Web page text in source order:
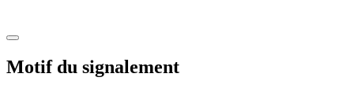
Motif du signalement